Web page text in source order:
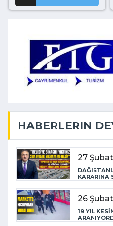
HABERLERIN
27
KARARINA
26
19 YIL